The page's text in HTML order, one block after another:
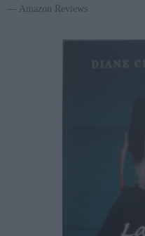
Amazon Reviews